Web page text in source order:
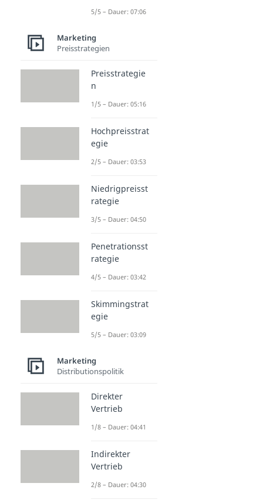
5/5 – Dauer: 07:06
Marketing
Preisstrategien
Preisstrategie
n
1/5 – Dauer: 05:16
Hochpreisstrat
egie
2/5 – Dauer: 03:53
Niedrigpreisst
rategie
3/5 – Dauer: 04:50
Penetrationsst
rategie
4/5 – Dauer: 03:42
Skimmingstrat
egie
5/5 – Dauer: 03:09
Marketing
Distributionspolitik
Direkter
Vertrieb
1/8 – Dauer: 04:41
Indirekter
Vertrieb
2/8 – Dauer: 04:30